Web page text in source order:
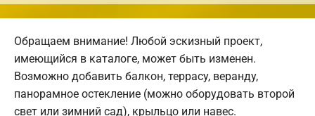
Обращаем внимание! Любой эскизный проект,
имеющийся в каталоге, может быть изменен.
Возможно добавить балкон, террасу, веранду,
панорамное остекление (можно оборудовать второй
свет или зимний сад), крыльцо или навес.